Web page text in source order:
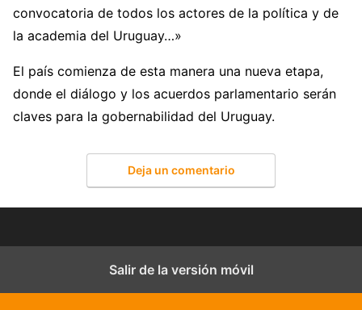
convocatoria de todos los actores de la política y de
la academia del Uruguay…»
El país comienza de esta manera una nueva etapa,
donde el diálogo y los acuerdos parlamentario serán
claves para la gobernabilidad del Uruguay.
Deja un comentario
Salir de la versión móvil